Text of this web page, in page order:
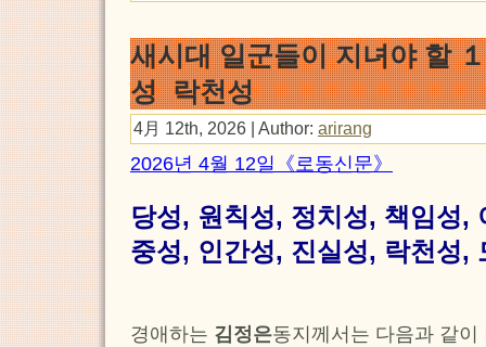
새시대 일군들이 지녀야 할
성 락천성
4月 12th, 2026 | Author: arirang
2026년 4월 12일《로동신문》
당성, 원칙성, 정치성, 책임성,
중성, 인간성, 진실성, 락천성,
경애하는 김정은동지께서는 다음과 같이